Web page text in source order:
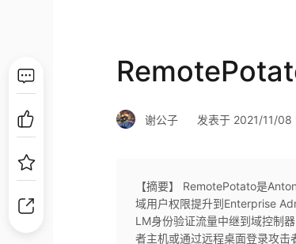
谢公子 发表于 2021/11/08
【摘要】 ​RemotePotato是
域用户权限提升到Enterprise
LM身份验证流量中继到域控制
者主机或通过远程桌面登录攻击